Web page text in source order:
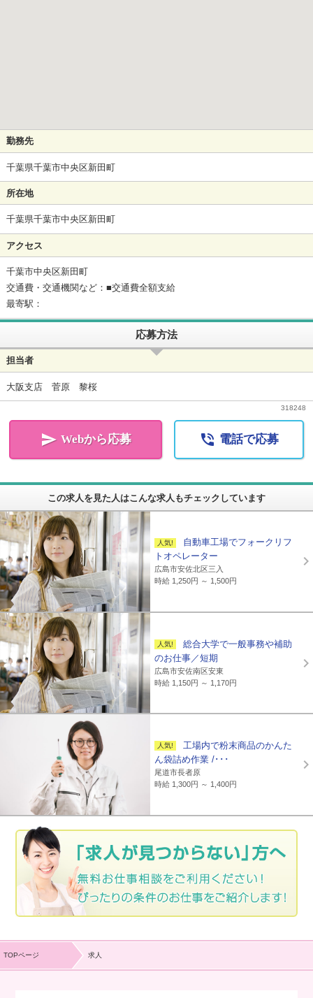
勤務先
千葉県千葉市中央区新田町
所在地
千葉県千葉市中央区新田町
アクセス
千葉市中央区新田町
交通費・交通機関など：■交通費全額支給
最寄駅：
応募方法
担当者
大阪支店 菅原 黎桜
318248
 Webから応募  電話で応募
この求人を見た人はこんな求人もチェックしています
自動車工場でフォークリフ
トオペレーター
広島市安佐北区三入
時給 1,250円 ～ 1,500円
総合大学で一般事務や補助
のお仕事／短期
広島市安佐南区安東
時給 1,150円 ～ 1,170円
工場内で粉末商品のかんた
ん袋詰め作業 /･･･
尾道市長者原
時給 1,300円 ～ 1,400円
TOPページ 求人